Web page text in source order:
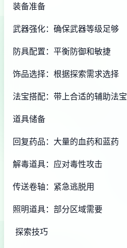
装备准备
武器强化：确保武器等级足够
防具配置：平衡防御和敏捷
饰品选择：根据探索需求选择
法宝搭配：带上合适的辅助法宝
道具储备
回复药品：大量的血药和蓝药
解毒道具：应对毒性攻击
传送卷轴：紧急逃脱用
照明道具：部分区域需要
探索技巧